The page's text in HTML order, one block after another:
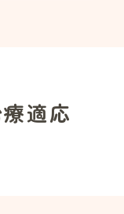
適応